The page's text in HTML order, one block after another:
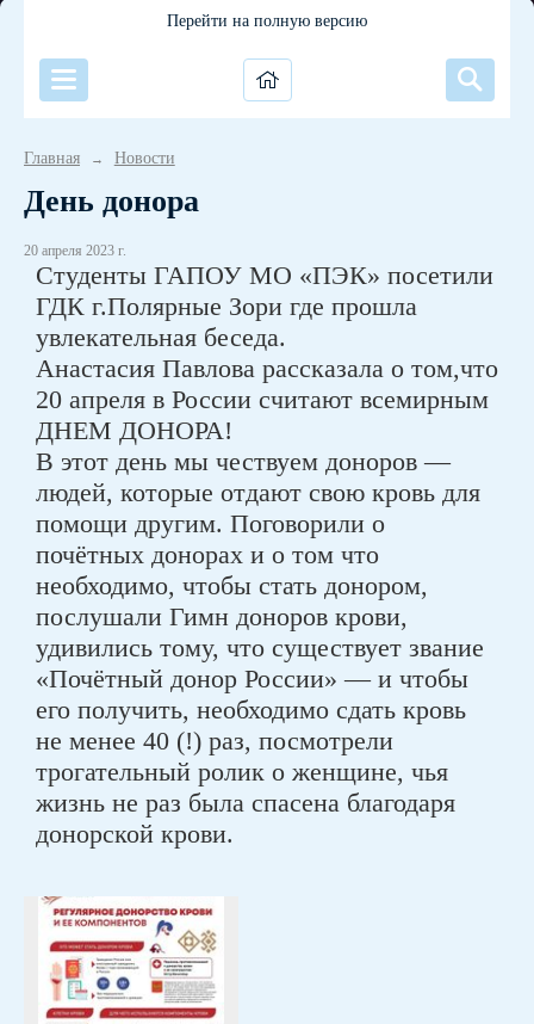
Перейти на полную версию
Главная → Новости
День донора
20 апреля 2023 г.
Студенты ГАПОУ МО «ПЭК» посетили
ГДК г.Полярные Зори где прошла
увлекательная беседа.
Анастасия Павлова рассказала о том,что
20 апреля в России считают всемирным
ДНЕМ ДОНОРА!
В этот день мы чествуем доноров —
людей, которые отдают свою кровь для
помощи другим. Поговорили о
почётных донорах и о том что
необходимо, чтобы стать донором,
послушали Гимн доноров крови,
удивились тому, что существует звание
«Почётный донор России» — и чтобы
его получить, необходимо сдать кровь
не менее 40 (!) раз, посмотрели
трогательный ролик о женщине, чья
жизнь не раз была спасена благодаря
донорской крови.